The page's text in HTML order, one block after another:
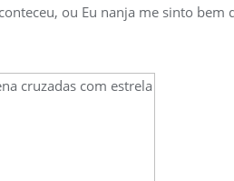
ou Eu nanja me sinto bem